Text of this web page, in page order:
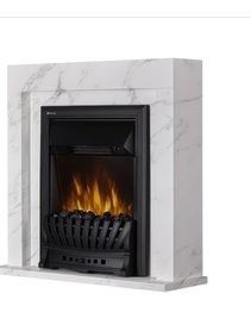
Черный